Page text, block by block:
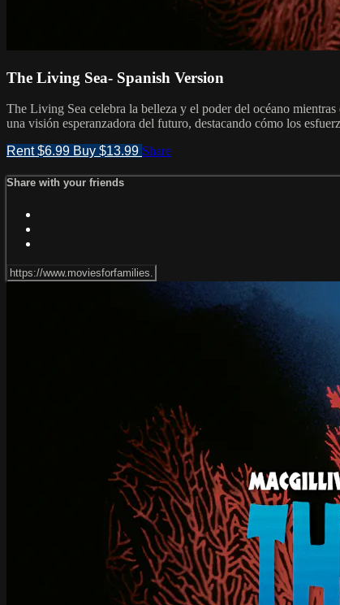
The Living Sea- Spanish Version
The Living Sea celebra la belleza y el poder del océano
una visión esperanzadora del futuro, destacando cómo los
Rent $6.99 Buy $13.99 Share
Share with your friends